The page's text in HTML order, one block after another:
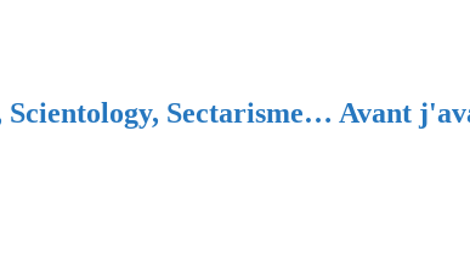
Sectarisme… Avant